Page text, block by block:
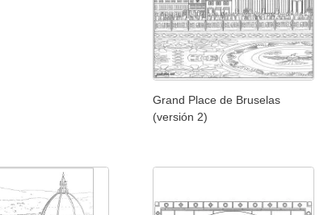
Grand Place de Bruselas
(versión 2)